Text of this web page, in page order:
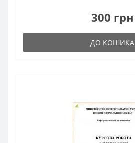
300 грн
ДО КОШИКА